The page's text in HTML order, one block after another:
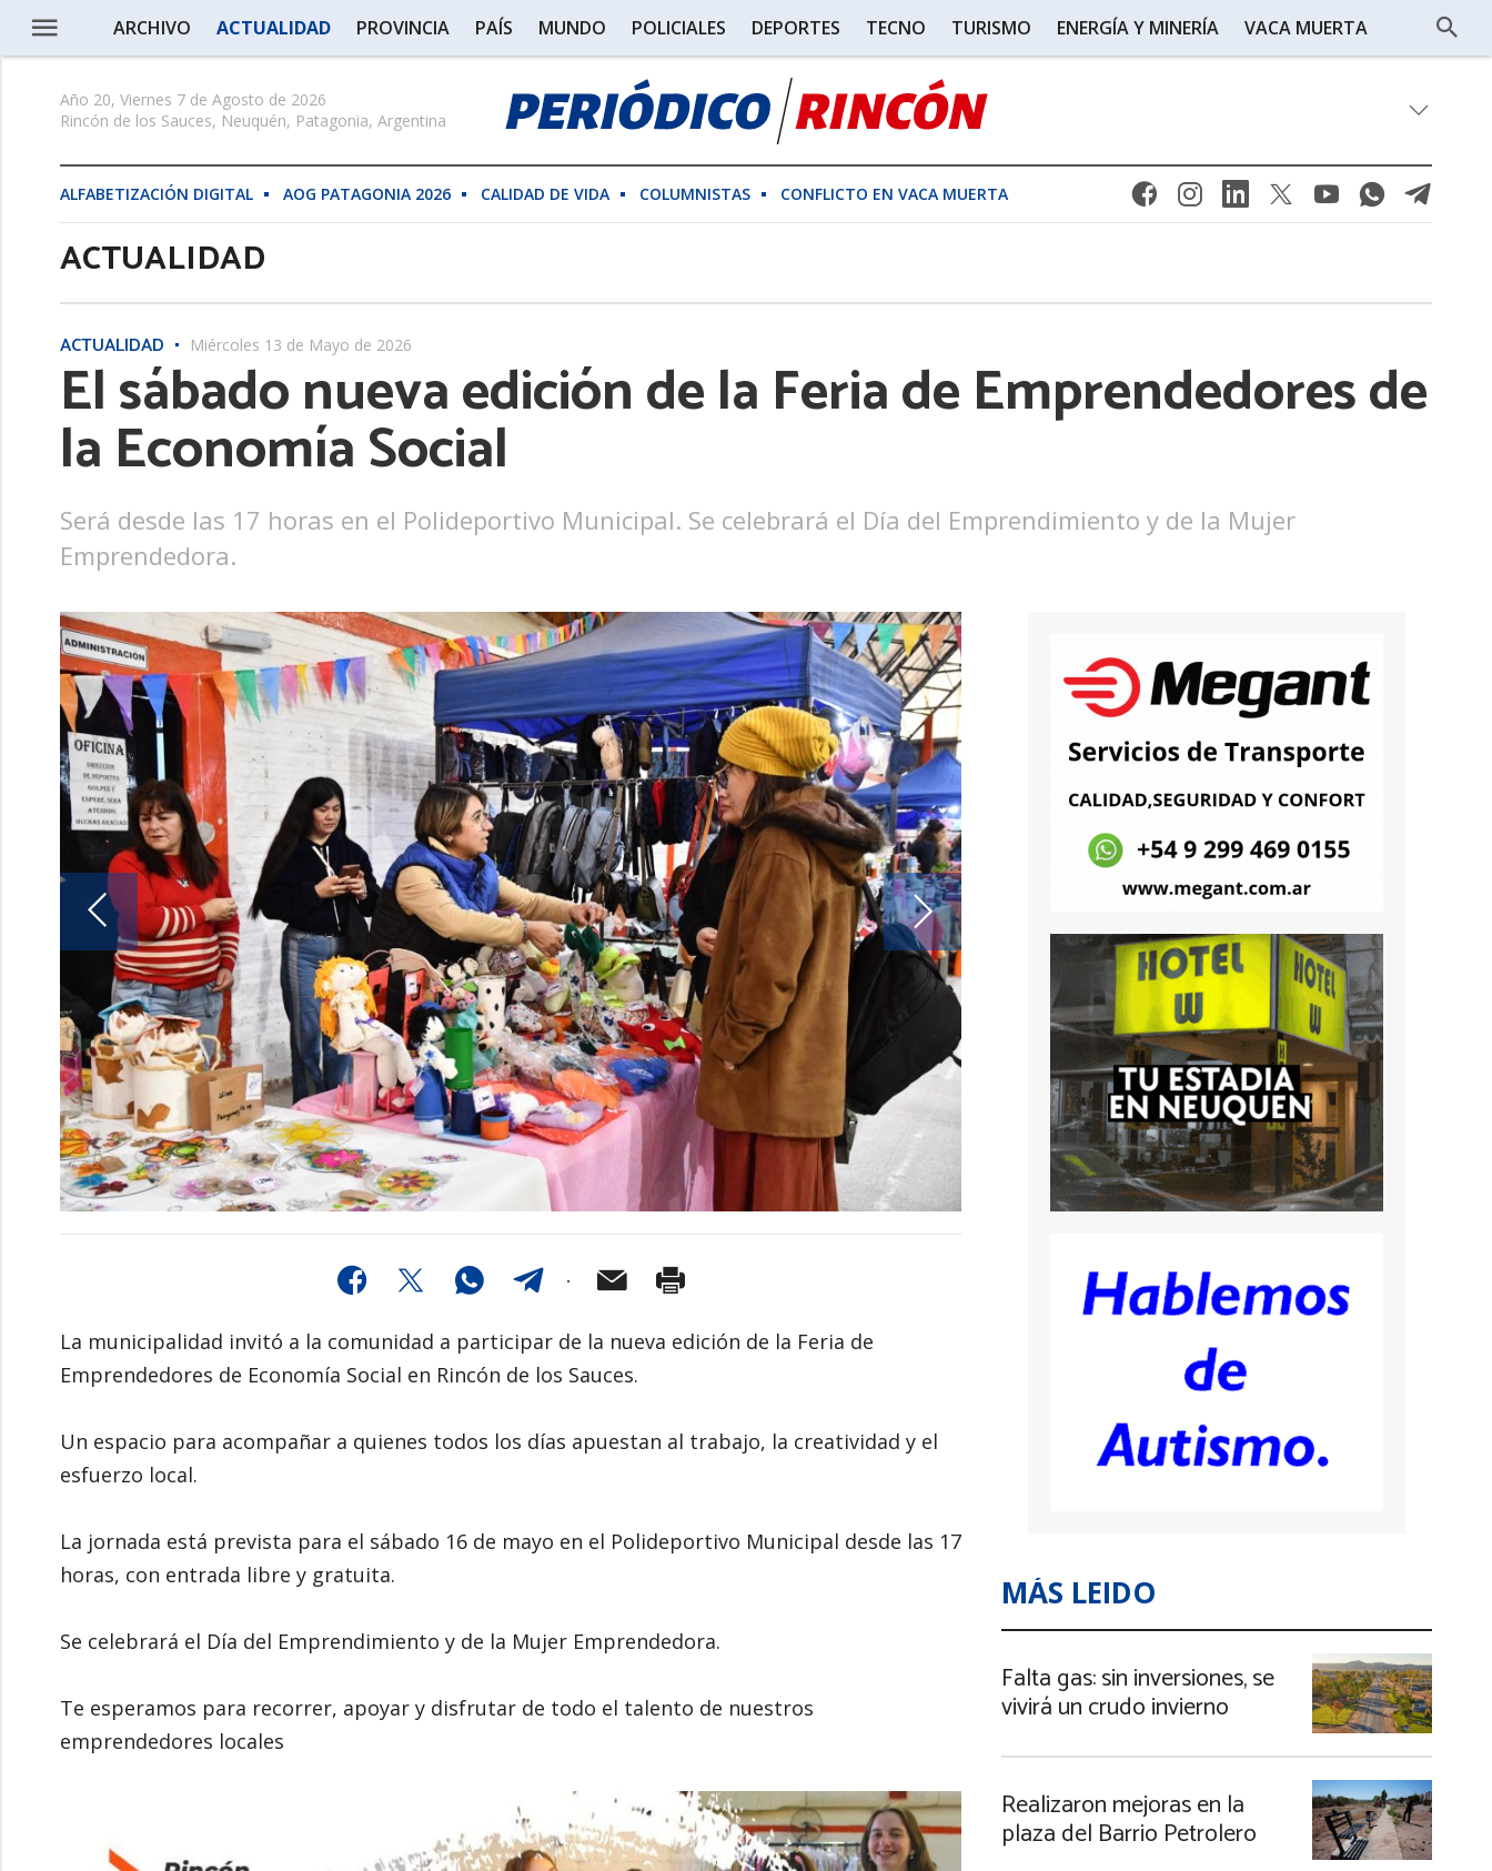
ARCHIVO ACTUALIDAD PROVINCIA PAÍS MUNDO POLICIALES DEPORTES TECNO TURISMO ENERGÍA Y MINERÍA VACA MUERTA
Año 20, Viernes 7 de Agosto de 2026
Rincón de los Sauces, Neuquén, Patagonia, Argentina
ALFABETIZACIÓN DIGITAL AOG PATAGONIA 2026 CALIDAD DE VIDA COLUMNISTAS CONFLICTO EN VACA MUERTA
ACTUALIDAD
ACTUALIDAD Miércoles 13 de Mayo de 2026
El sábado nueva edición de la Feria de Emprendedores de
la Economía Social
Será desde las 17 horas en el Polideportivo Municipal. Se celebrará el Día del Emprendimiento y de la Mujer
Emprendedora.
La municipalidad invitó a la comunidad a participar de la nueva edición de la Feria de
Emprendedores de Economía Social en Rincón de los Sauces.
Un espacio para acompañar a quienes todos los días apuestan al trabajo, la creatividad y el
esfuerzo local.
La jornada está prevista para el sábado 16 de mayo en el Polideportivo Municipal desde las 17
horas, con entrada libre y gratuita.
Se celebrará el Día del Emprendimiento y de la Mujer Emprendedora.
Te esperamos para recorrer, apoyar y disfrutar de todo el talento de nuestros
emprendedores locales
MÁS LEIDO
Falta gas: sin inversiones, se
vivirá un crudo invierno
Realizaron mejoras en la
plaza del Barrio Petrolero